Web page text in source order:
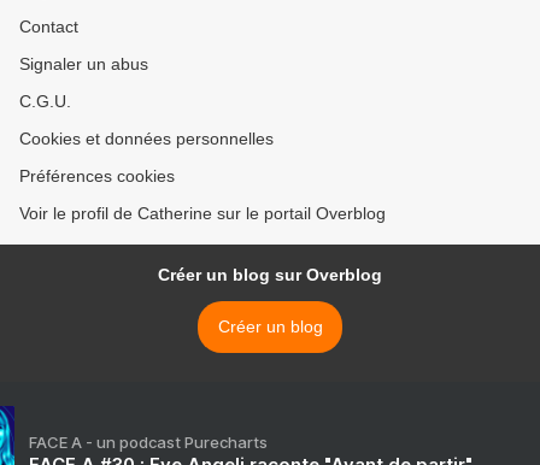
Contact
Signaler un abus
C.G.U.
Cookies et données personnelles
Préférences cookies
Voir le profil de Catherine sur le portail Overblog
Créer un blog sur Overblog
Créer un blog
FACE A - un podcast Purecharts